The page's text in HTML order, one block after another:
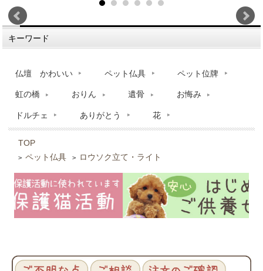
キーワード
仏壇 かわいい ペット仏具 ペット位牌
虹の橋 おりん 遺骨 お悔み
ドルチェ ありがとう 花
TOP
> ペット仏具 > ロウソク立て・ライト